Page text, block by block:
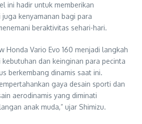
ini hadir untuk memberikan
kenyamanan bagi para
beraktivitas sehari-hari.
Honda Vario Evo 160 menjadi langkah
dan keinginan para pecinta
berkembang dinamis saat ini.
gaya desain sporti dan
aerodinamis yang diminati
anak muda,” ujar Shimizu.